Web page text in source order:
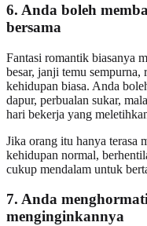
6. Anda boleh
bersama
Fantasi romantik biasanya
besar, janji temu
kehidupan biasa. Anda
dapur, perbualan sukar,
hari bekerja yang
Jika orang itu hanya terasa
kehidupan normal,
cukup mendalam untuk
7. Anda
menginginkannya